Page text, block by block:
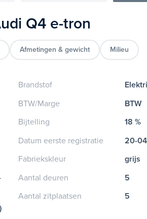
Q4 e-tron
Afmetingen & gewicht Milieu
Brandstof
BTW/Marge
BTW
Bijtelling
18 %
Datum eerste registratie
20-
Fabriekskleur
grijs
Aantal deuren
5
Aantal zitplaatsen
5